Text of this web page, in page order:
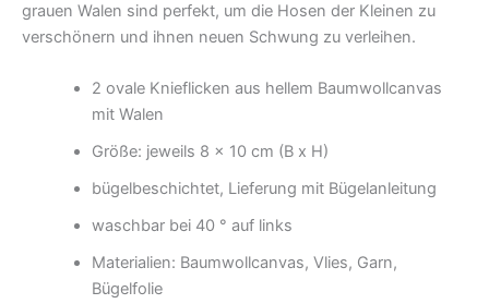
grauen Walen sind perfekt, um die Hosen der Kleinen zu
verschönern und ihnen neuen Schwung zu verleihen.
2 ovale Knieflicken aus hellem Baumwollcanvas
mit Walen
Größe: jeweils 8 x 10 cm (B x H)
bügelbeschichtet, Lieferung mit Bügelanleitung
waschbar bei 40 ° auf links
Materialien: Baumwollcanvas, Vlies, Garn,
Bügelfolie